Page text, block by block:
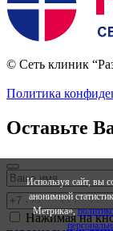
© Сеть клиник
Политика
Оставьте
Нажимая на
Используя сайт, вы
анонимной
Метрика»,